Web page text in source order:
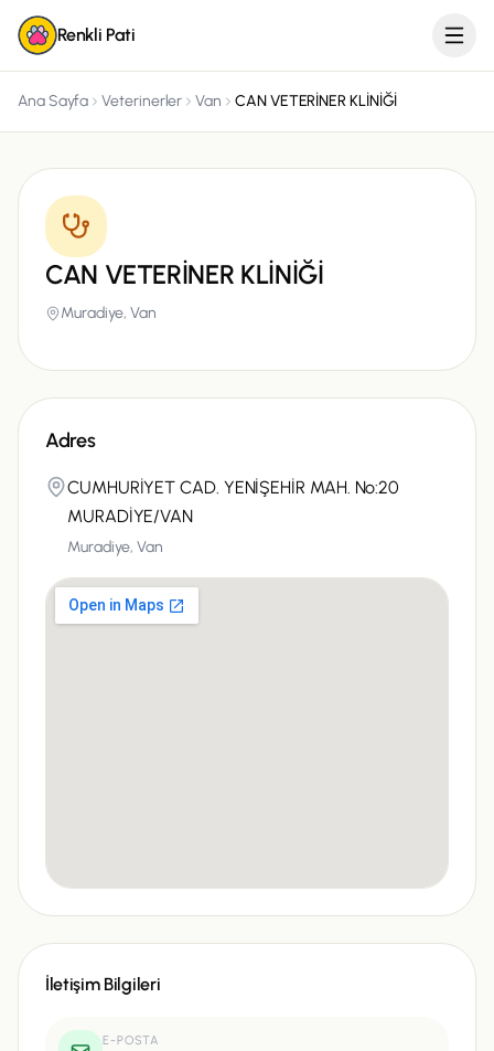
Renkli Pati
Ana Sayfa Veterinerler Van CAN VETERİNER KLİNİĞİ
CAN VETERİNER KLİNİĞİ
Muradiye,Van
Adres
CUMHURİYET CAD. YENİŞEHİR MAH. No:20
MURADİYE/VAN
Muradiye,Van
İletişim Bilgileri
E-POSTA